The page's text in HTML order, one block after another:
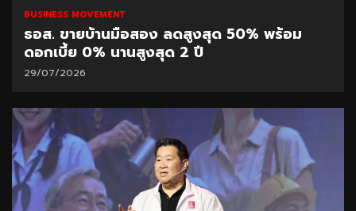
BUSINESS MOVEMENT
ธอส. ขายบ้านมือสอง ลดสูงสุด 50% พร้อม
ดอกเบี้ย 0% นานสูงสุด 2 ปี
29/07/2026